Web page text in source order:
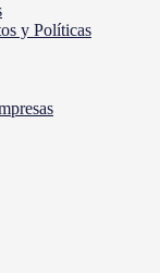
y Políticas